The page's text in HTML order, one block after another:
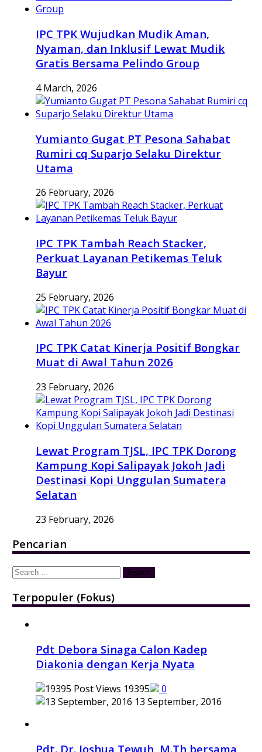
IPC TPK Wujudkan Mudik Aman,
Nyaman, dan Inklusif Lewat Mudik
Gratis Bersama Pelindo Group
4 March, 2026
Yumianto Gugat PT Pesona Sahabat
Rumiri cq Suparjo Selaku Direktur
Utama
26 February, 2026
IPC TPK Tambah Reach Stacker,
Perkuat Layanan Petikemas Teluk
Bayur
25 February, 2026
IPC TPK Catat Kinerja Positif Bongkar
Muat di Awal Tahun 2026
23 February, 2026
Lewat Program TJSL, IPC TPK Dorong
Kampung Kopi Salipayak Jokoh Jadi
Destinasi Kopi Unggulan Sumatera
Selatan
23 February, 2026
Pencarian
Search
Terpopuler (Fokus)
Pdt Debora Sinaga Calon Kadep
Diakonia dengan Kerja Nyata
19395
0
13 September, 2016
Pdt. Dr. Joshua Tewuh, M.Th bersama